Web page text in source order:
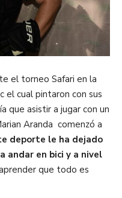
el torneo Safari en la
el cual pintaron con sus
que asistir a jugar con un
Aranda comenzó a
deporte le ha dejado
andar en bici y a nivel
que todo es